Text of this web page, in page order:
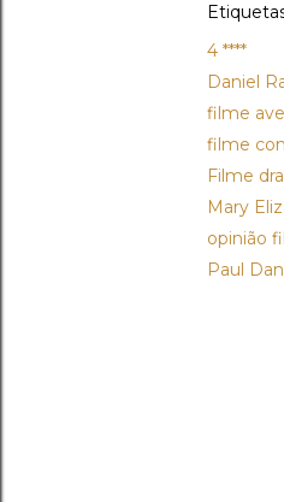
4 ****
Daniel
filme
filme
Filme
Mary
opinião
Paul